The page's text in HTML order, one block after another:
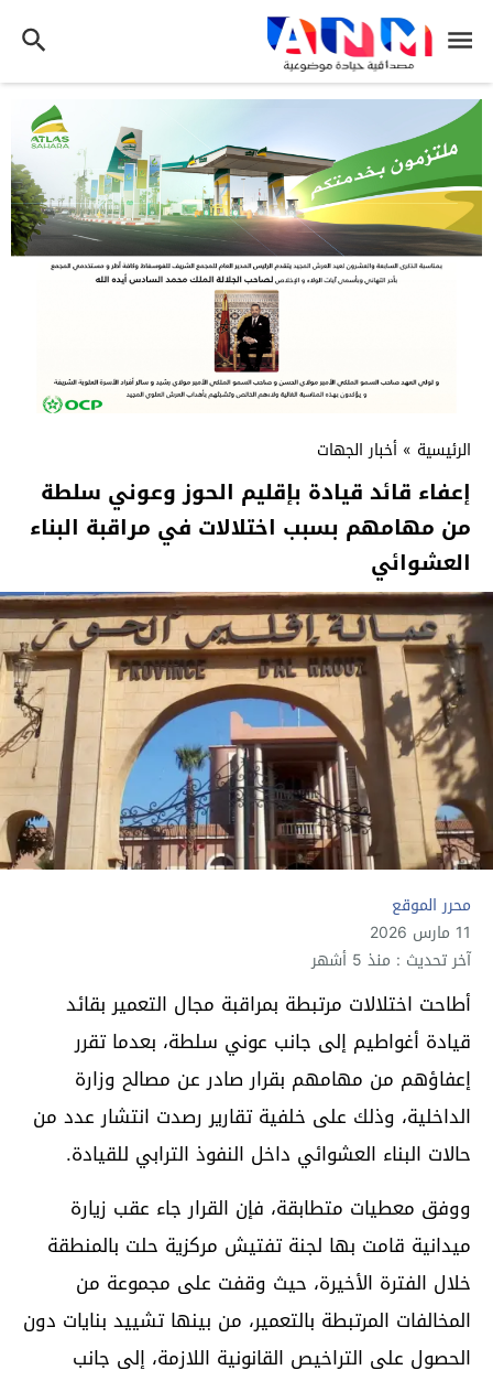
الرئيسية » أخبار الجهات
إعفاء قائد قيادة بإقليم الحوز وعوني سلطة
من مهامهم بسبب اختلالات في مراقبة البناء
العشوائي
محرر الموقع
11 مارس 2026
آخر تحديث : منذ 5 أشهر
أطاحت اختلالات مرتبطة بمراقبة مجال التعمير بقائد
قيادة أغواطيم إلى جانب عوني سلطة، بعدما تقرر
إعفاؤهم من مهامهم بقرار صادر عن مصالح وزارة
الداخلية، وذلك على خلفية تقارير رصدت انتشار عدد من
حالات البناء العشوائي داخل النفوذ الترابي للقيادة.
ووفق معطيات متطابقة، فإن القرار جاء عقب زيارة
ميدانية قامت بها لجنة تفتيش مركزية حلت بالمنطقة
خلال الفترة الأخيرة، حيث وقفت على مجموعة من
المخالفات المرتبطة بالتعمير، من بينها تشييد بنايات دون
الحصول على التراخيص القانونية اللازمة، إلى جانب